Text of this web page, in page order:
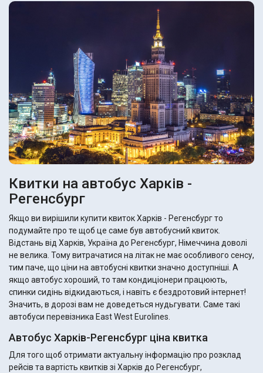
Квитки на автобус Харків -
Регенсбург
Якщо ви вирішили купити квиток Харків - Регенсбург то
подумайте про те щоб це саме був автобусний квиток.
Відстань від Харків, Україна до Регенсбург, Німеччина доволі
не велика. Тому витрачатися на літак не має особливого сенсу,
тим паче, що ціни на автобусні квитки значно доступніші. А
якщо автобус хороший, то там кондиціонери працюють,
спинки сидінь відкидаються, і навіть є бездротовий інтернет!
Значить, в дорозі вам не доведеться нудьгувати. Саме такі
автобуси перевізника East West Eurolines.
Автобус Харків-Регенсбург ціна квитка
Для того щоб отримати актуальну інформацію про розклад
рейсів та вартість квитків зі Харків до Регенсбург,